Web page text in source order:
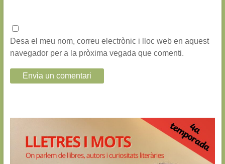
Desa el meu nom, correu electrònic i lloc web en aquest
navegador per a la pròxima vegada que comenti.